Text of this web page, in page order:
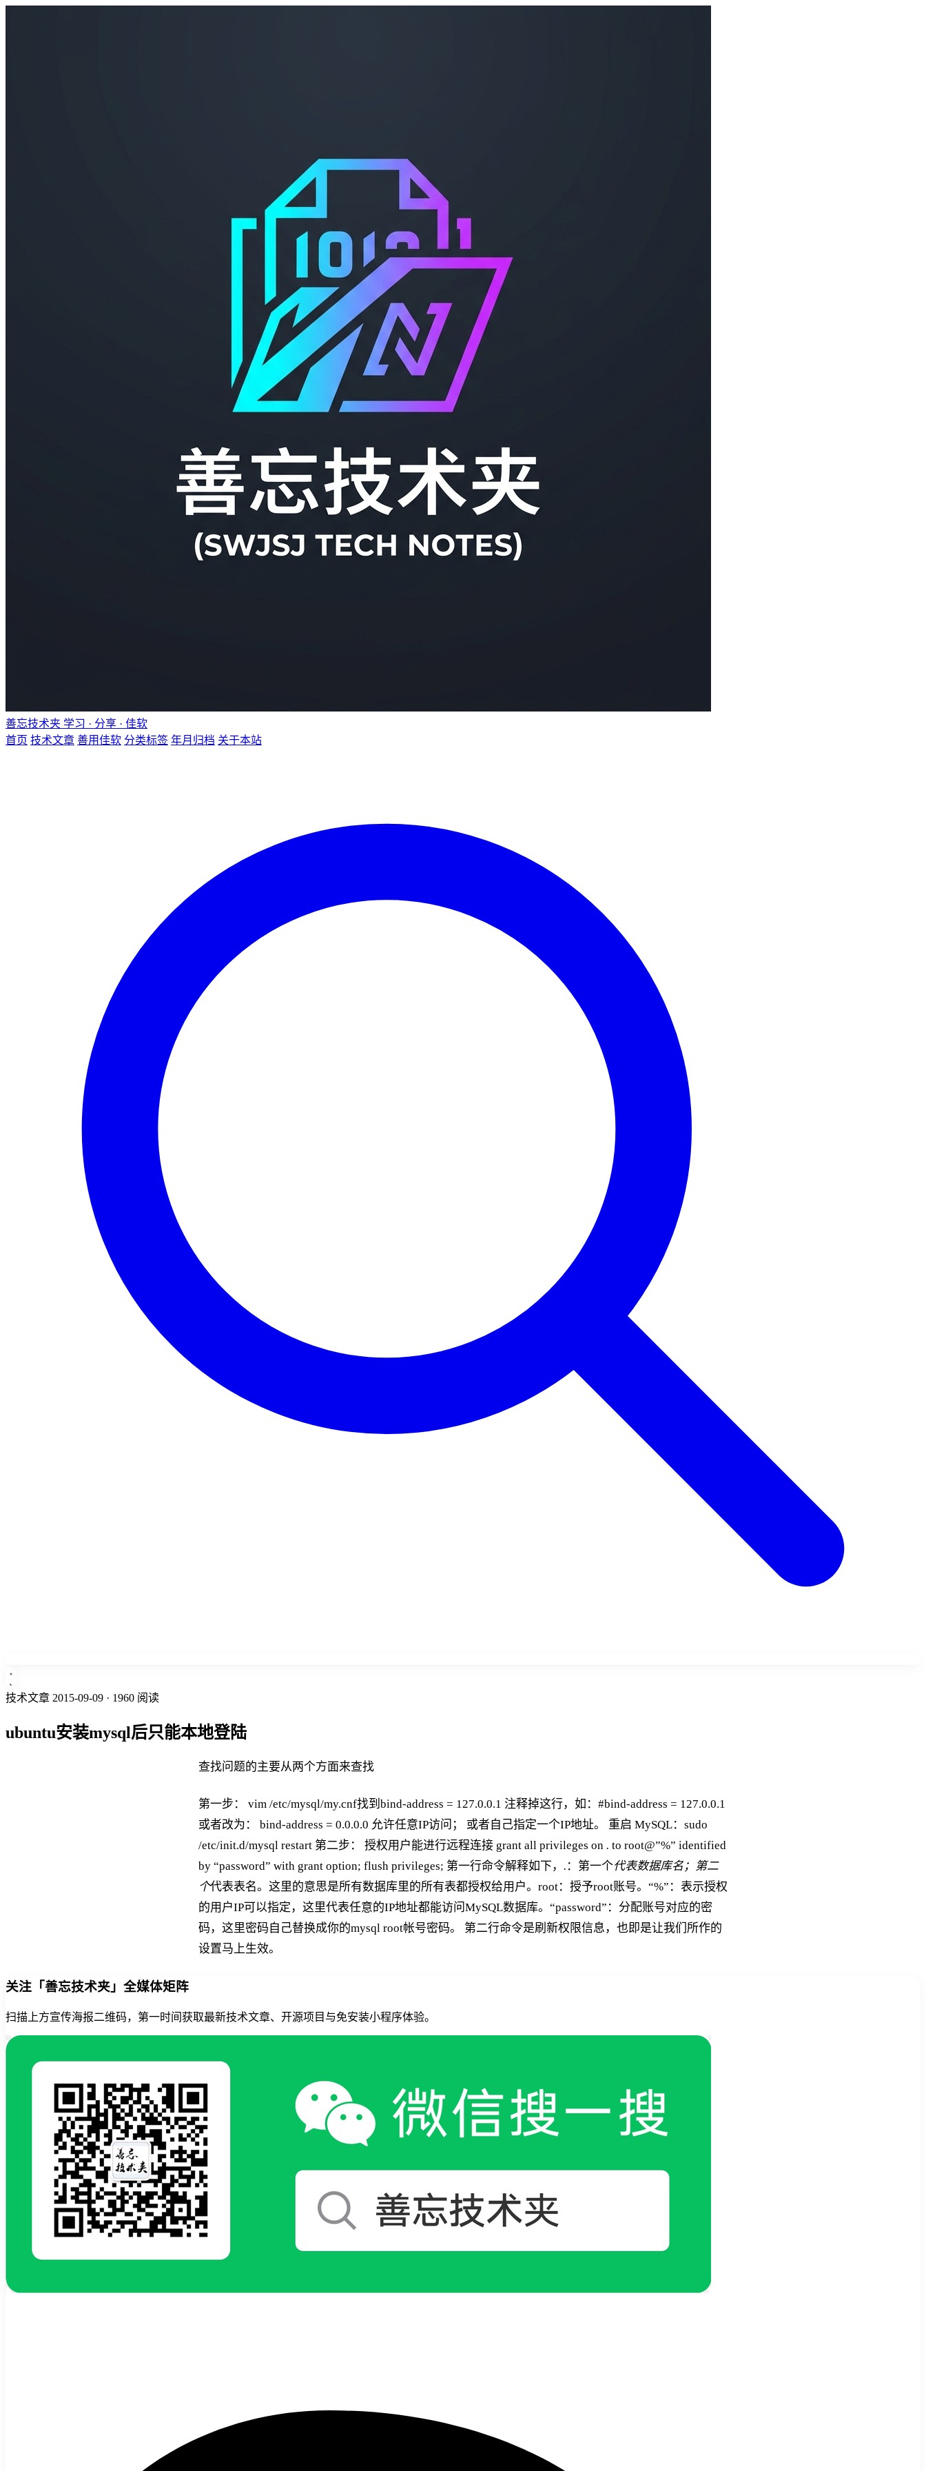
善忘技术夹 学习 · 分享 · 佳软
首页 技术文章 善用佳软 分类标签 年月归档 关于本站
技术文章 2015-09-09 · 1960 阅读
ubuntu安装mysql后只能本地登陆
查找问题的主要从两个方面来查找
第一步： vim /etc/mysql/my.cnf找到bind-address = 127.0.0.1 注释掉这行，如：#bind-address = 127.0.0.1
或者改为： bind-address = 0.0.0.0 允许任意IP访问； 或者自己指定一个IP地址。 重启 MySQL：sudo
/etc/init.d/mysql restart 第二步： 授权用户能进行远程连接 grant all privileges on . to root@”%” identified
by “password” with grant option; flush privileges; 第一行命令解释如下， . ：第一个代表数据库名；第二
个代表表名。这里的意思是所有数据库里的所有表都授权给用户。root：授予root账号。“%”：表示授权
的用户IP可以指定，这里代表任意的IP地址都能访问MySQL数据库。“password”：分配账号对应的密
码，这里密码自己替换成你的mysql root帐号密码。 第二行命令是刷新权限信息，也即是让我们所作的
设置马上生效。
关注「善忘技术夹」全媒体矩阵
扫描上方宣传海报二维码，第一时间获取最新技术文章、开源项目与免安装小程序体验。